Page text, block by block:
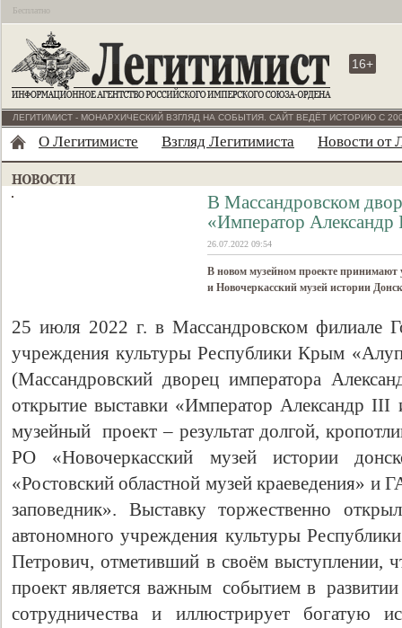
Бесплатно
16+
ЛЕГИТИМИСТ - МОНАРХИЧЕСКИЙ ВЗГЛЯД НА СОБЫТИЯ. САЙТ ВЕДЁТ ИСТОРИЮ С
О Легитимисте Взгляд Легитимиста Новости от
В Массандровском
«Император
26.07.2022 09:54
В новом музейном проекте принимают
и Новочеркасский музей истории
25 июля 2022 г. в Массандровском филиале
учреждения культуры Республики Крым
(Массандровский дворец императора
открытие выставки «Император Александр
музейный проект – результат долгой,
РО «Новочеркасский музей истории
«Ростовский областной музей краеведения»
заповедник». Выставку торжественно
автономного учреждения культуры
Петрович, отметивший в своём выступлении,
проект является важным событием в
сотрудничества и иллюстрирует богатую